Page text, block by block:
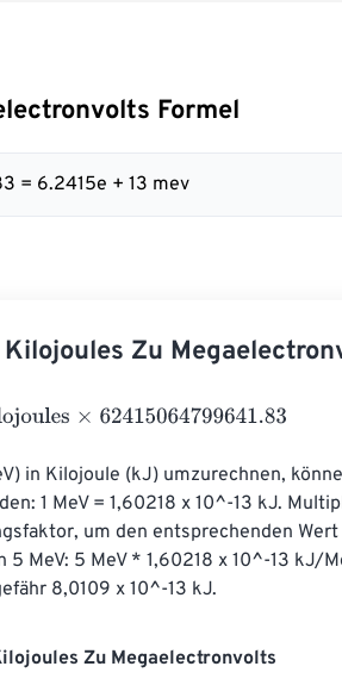
Formel
= 6.2415e + 13 mev
Zu
×62415064799641.83
in Kilojoule (kJ) umzurechnen,
1 MeV = 1,60218 x 10^-13 kJ.
um den entsprechenden
MeV: 5 MeV * 1,60218 x 10^-13 kJ/
8,0109 x 10^-13 kJ.
Zu Megaelectronvolts